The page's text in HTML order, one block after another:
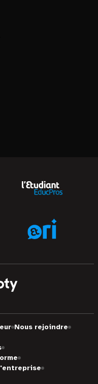
Nous rejoindre